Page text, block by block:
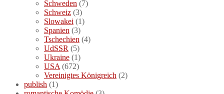
Schweden (7)
Schweiz (3)
Slowakei (1)
Spanien (3)
Tschechien (4)
UdSSR (5)
Ukraine (1)
USA (672)
Vereinigtes Königreich (2)
publish (1)